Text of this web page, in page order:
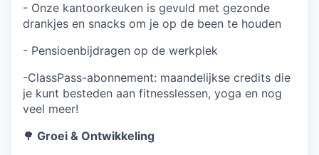
- Onze kantoorkeuken is gevuld met gezonde
drankjes en snacks om je op de been te houden
- Pensioenbijdragen op de werkplek
-ClassPass-abonnement: maandelijkse credits die
je kunt besteden aan fitnesslessen, yoga en nog
veel meer!
🌳 Groei & Ontwikkeling